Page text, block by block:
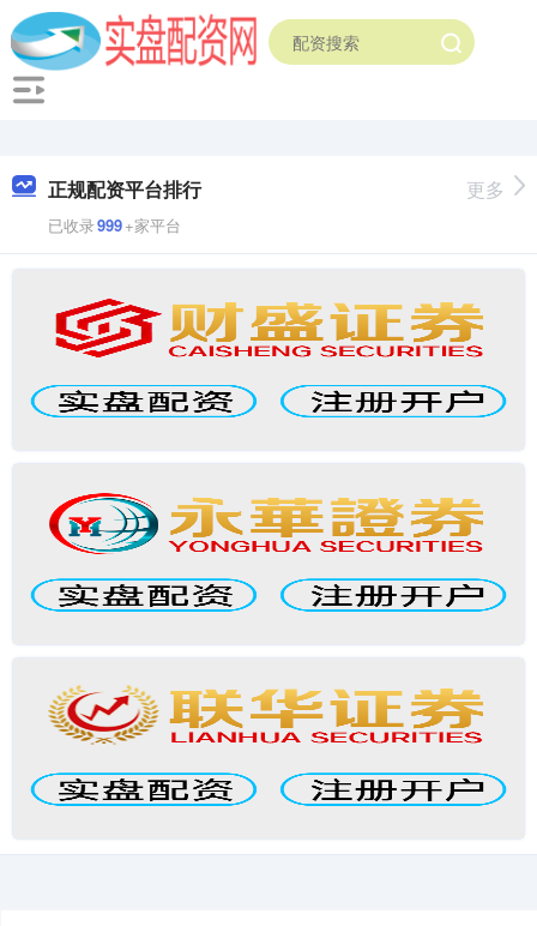
正规配资平台排行
已收录999+家平台
更多